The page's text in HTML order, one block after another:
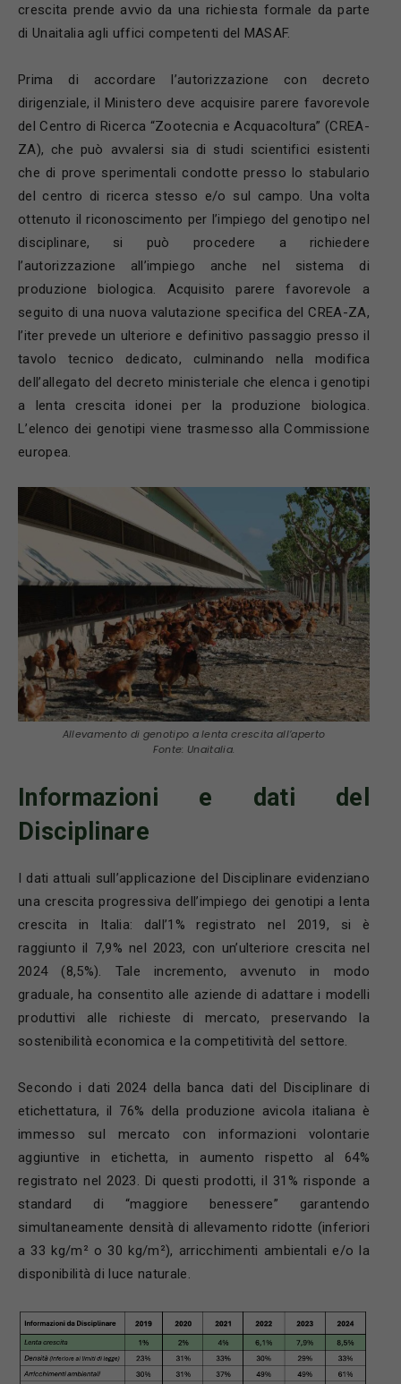
crescita prende avvio da una richiesta formale da parte
di Unaitalia agli uffici competenti del MASAF.
Prima di accordare l’autorizzazione con decreto
dirigenziale, il Ministero deve acquisire parere favorevole
del Centro di Ricerca “Zootecnia e Acquacoltura” (CREA-
ZA), che può avvalersi sia di studi scientifici esistenti
che di prove sperimentali condotte presso lo stabulario
del centro di ricerca stesso e/o sul campo. Una volta
ottenuto il riconoscimento per l’impiego del genotipo nel
disciplinare, si può procedere a richiedere
l’autorizzazione all’impiego anche nel sistema di
produzione biologica. Acquisito parere favorevole a
seguito di una nuova valutazione specifica del CREA-ZA,
l’iter prevede un ulteriore e definitivo passaggio presso il
tavolo tecnico dedicato, culminando nella modifica
dell’allegato del decreto ministeriale che elenca i genotipi
a lenta crescita idonei per la produzione biologica.
L’elenco dei genotipi viene trasmesso alla Commissione
europea.
Allevamento di genotipo a lenta crescita all’aperto
Fonte: Unaitalia.
Informazioni e dati del
Disciplinare
I dati attuali sull’applicazione del Disciplinare evidenziano
una crescita progressiva dell’impiego dei genotipi a lenta
crescita in Italia: dall’1% registrato nel 2019, si è
raggiunto il 7,9% nel 2023, con un’ulteriore crescita nel
2024 (8,5%). Tale incremento, avvenuto in modo
graduale, ha consentito alle aziende di adattare i modelli
produttivi alle richieste di mercato, preservando la
sostenibilità economica e la competitività del settore.
Secondo i dati 2024 della banca dati del Disciplinare di
etichettatura, il 76% della produzione avicola italiana è
immesso sul mercato con informazioni volontarie
aggiuntive in etichetta, in aumento rispetto al 64%
registrato nel 2023. Di questi prodotti, il 31% risponde a
standard di “maggiore benessere” garantendo
simultaneamente densità di allevamento ridotte (inferiori
a 33 kg/m² o 30 kg/m²), arricchimenti ambientali e/o la
disponibilità di luce naturale.